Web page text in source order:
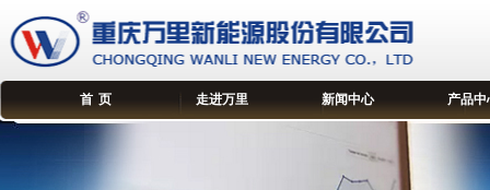
首 页 走进万里 新闻中心 产品中